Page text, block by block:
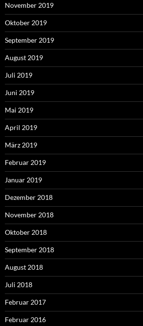
November 2019
Oktober 2019
September 2019
August 2019
Juli 2019
Juni 2019
Mai 2019
April 2019
März 2019
Februar 2019
Januar 2019
Dezember 2018
November 2018
Oktober 2018
September 2018
August 2018
Juli 2018
Februar 2017
Februar 2016